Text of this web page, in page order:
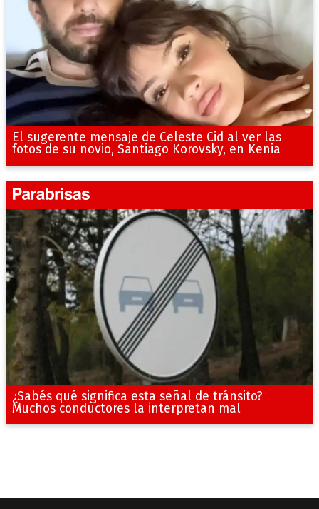
El sugerente mensaje de Celeste Cid al ver las
fotos de su novio, Santiago Korovsky, en Kenia
¿Sabés qué significa esta señal de tránsito?
Muchos conductores la interpretan mal